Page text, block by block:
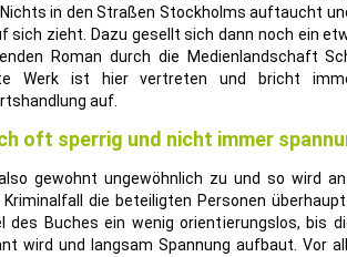
in den Straßen Stockholms auftaucht
sich zieht. Dazu gesellt sich dann noch ein
Roman durch die Medienlandschaft
Werk ist hier vertreten und bricht
auf.
oft sperrig und nicht immer
gewohnt ungewöhnlich zu und so wird
die beteiligten Personen
des Buches ein wenig orientierungslos, bis
wird und langsam Spannung aufbaut. Vor